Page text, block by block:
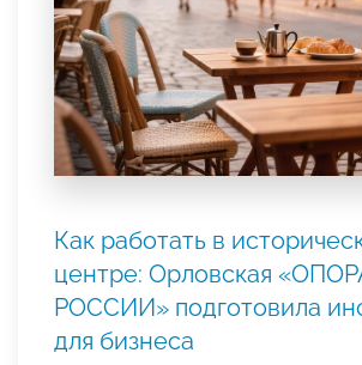
Как работать в
центре: Орловская
РОССИИ» подготовила
для бизнеса